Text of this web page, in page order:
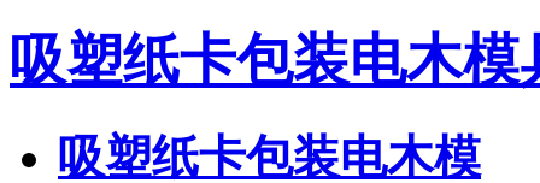
吸塑纸卡包装电木模
吸塑纸卡包装电木模